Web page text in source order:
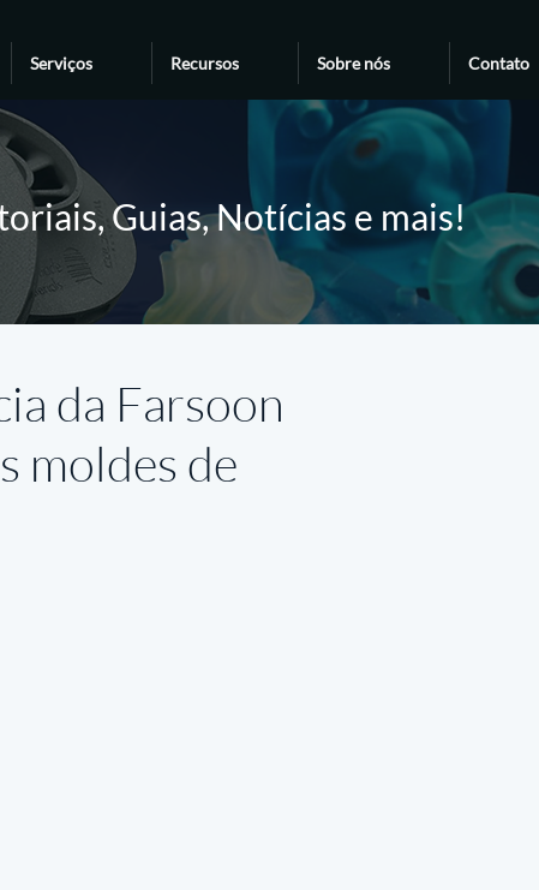
Serviços Recursos Sobre nós Contato
Guias, Notícias e mais!
da Farsoon
moldes de